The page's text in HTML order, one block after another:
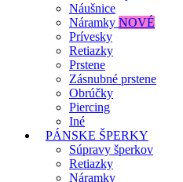
Náušnice
Náramky NOVÉ
Prívesky
Retiazky
Prstene
Zásnubné prstene
Obrúčky
Piercing
Iné
PÁNSKE ŠPERKY
Súpravy šperkov
Retiazky
Náramky